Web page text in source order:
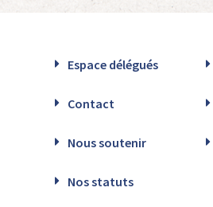
Espace délégués
Contact
Nous soutenir
Nos statuts